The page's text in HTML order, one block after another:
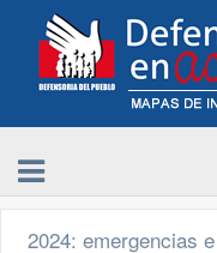
2024: emergencias